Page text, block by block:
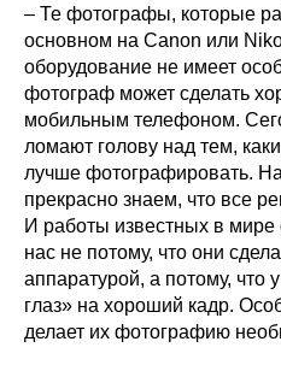
– Те фотографы, которые
основном на Canon или
оборудование не имеет
фотограф может сделать
мобильным телефоном.
ломают голову над тем,
лучше фотографировать.
прекрасно знаем, что все
И работы известных в
нас не потому, что они
аппаратурой, а потому, что
глаз» на хороший кадр.
делает их фотографию